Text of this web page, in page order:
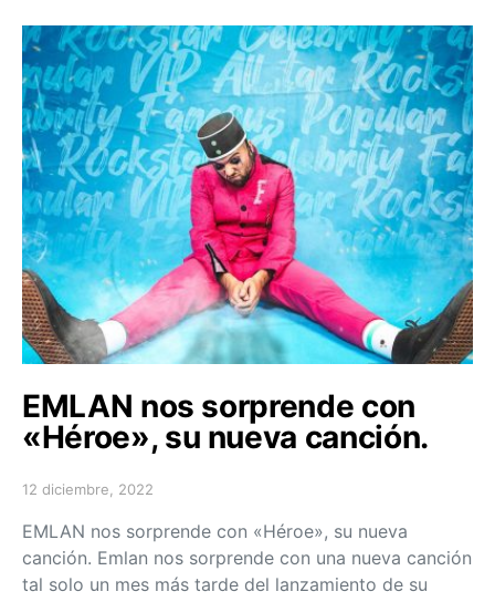
EMLAN nos sorprende con
«Héroe», su nueva canción.
Posted on
12 diciembre, 2022
EMLAN nos sorprende con «Héroe», su nueva
canción. Emlan nos sorprende con una nueva canción
tal solo un mes más tarde del lanzamiento de su